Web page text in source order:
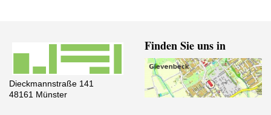
Dieckmannstraße 141
48161 Münster
Finden Sie uns in